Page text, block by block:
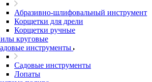
Абразивно-шлифовальный инструмент
Корщетки для дрели
Корщетки ручные
круговые
инструменты
Садовые инструменты
Лопаты